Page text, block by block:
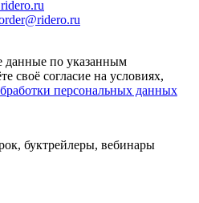
данные по указанным
своё согласие на условиях,
персональных данных
буктрейлеры, вебинары